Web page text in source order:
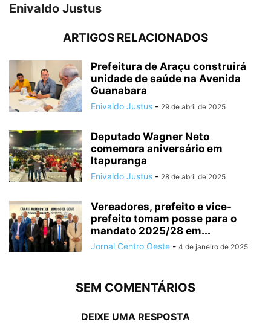
Enivaldo Justus
ARTIGOS RELACIONADOS
Prefeitura de Araçu construirá
unidade de saúde na Avenida
Guanabara
Enivaldo Justus - 29 de abril de 2025
Deputado Wagner Neto
comemora aniversário em
Itapuranga
Enivaldo Justus - 28 de abril de 2025
Vereadores, prefeito e vice-
prefeito tomam posse para o
mandato 2025/28 em...
Jornal Centro Oeste - 4 de janeiro de 2025
SEM COMENTÁRIOS
DEIXE UMA RESPOSTA